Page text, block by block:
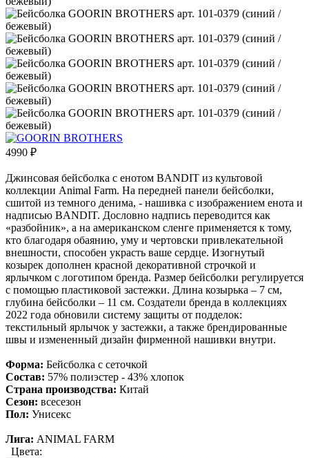
4990 ₽
Джинсовая бейсболка с енотом BANDIT из культовой
коллекции Animal Farm. На передней панели бейсболки,
сшитой из темного денима, - нашивка с изображением енота и
надписью BANDIT. Дословно надпись переводится как
«разбойник», а на американском сленге применяется к тому,
кто благодаря обаянию, уму и чертовски привлекательной
внешности, способен украсть ваше сердце. Изогнутый
козырек дополнен красной декоративной строчкой и
ярлычком с логотипом бренда. Размер бейсболки регулируется
с помощью пластиковой застежки. Длина козырька – 7 см,
глубина бейсболки – 11 см. Создатели бренда в коллекциях
2022 года обновили систему защиты от подделок:
текстильный ярлычок у застежки, а также брендированные
швы и измененный дизайн фирменной нашивки внутри.
Форма: Бейсболка с сеточкой
Состав: 57% полиэстер - 43% хлопок
Страна производства: Китай
Сезон: всесезон
Пол: Унисекс
Лига: ANIMAL FARM
Цвета: